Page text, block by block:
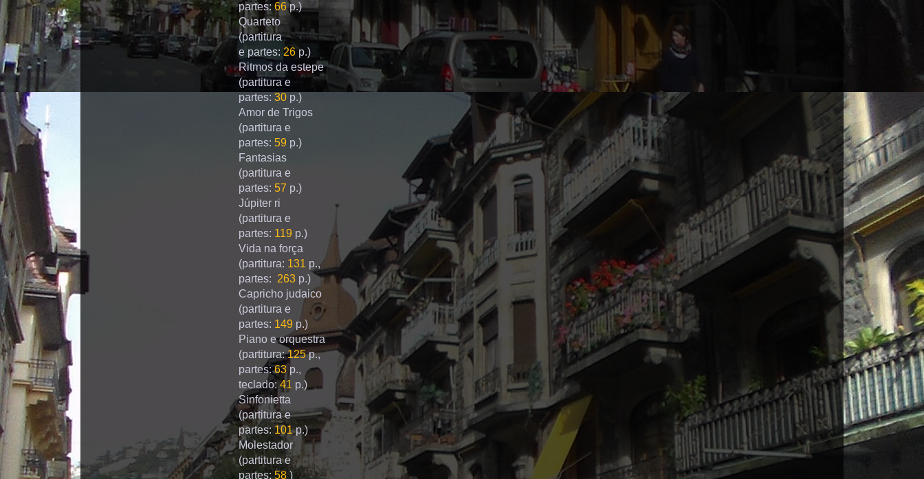
partes:66p.)
Quarteto
(partitura
e partes: 26 p.)
Ritmos da estepe
(partitura e
partes: 30 p.)
Amor de Trigos
(partitura e
partes: 59 p.)
Fantasias
(partitura e
partes: 57 p.)
Júpiter ri
(partitura e
partes: 119 p.)
Vida na força
(partitura: 131 p.,
partes: 263 p.)
Capricho judaico
(partitura e
partes: 149 p.)
Piano e orquestra
(partitura:125p.,
partes:63 p.,
teclado:41 p.)
Sinfonietta
(partitura e
partes: 101p.)
Molestador
(partitura e
partes:58 )